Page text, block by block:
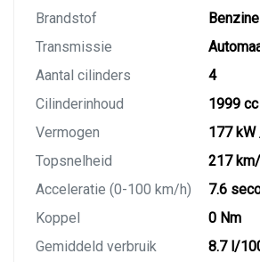
Brandstof
Benzine
Transmissie
Aantal cilinders
4
Cilinderinhoud
1999 cc
Vermogen
177
Topsnelheid
217
Acceleratie (0-100 km/h)
7.6
Koppel
0 Nm
Gemiddeld verbruik
8.7 l/